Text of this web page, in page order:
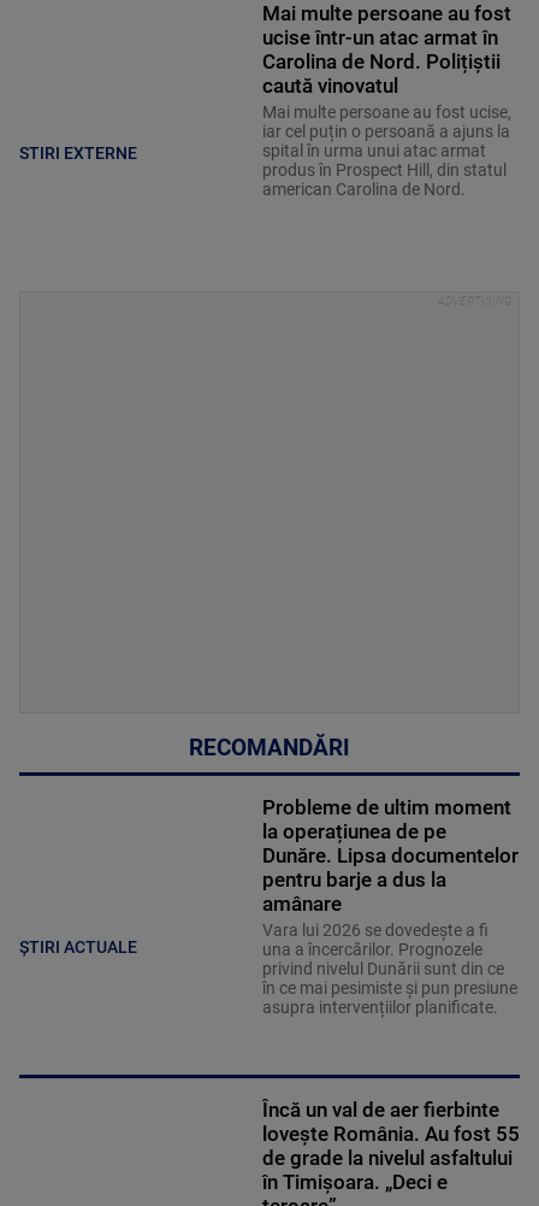
STIRI EXTERNE
Mai multe persoane au fost
ucise într-un atac armat în
Carolina de Nord. Polițiștii
caută vinovatul
Mai multe persoane au fost ucise,
iar cel puțin o persoană a ajuns la
spital în urma unui atac armat
produs în Prospect Hill, din statul
american Carolina de Nord.
RECOMANDĂRI
ȘTIRI ACTUALE
Probleme de ultim moment
la operațiunea de pe
Dunăre. Lipsa documentelor
pentru barje a dus la
amânare
Vara lui 2026 se dovedește a fi
una a încercărilor. Prognozele
privind nivelul Dunării sunt din ce
în ce mai pesimiste și pun presiune
asupra intervențiilor planificate.
Încă un val de aer fierbinte
lovește România. Au fost 55
de grade la nivelul asfaltului
în Timișoara. „Deci e